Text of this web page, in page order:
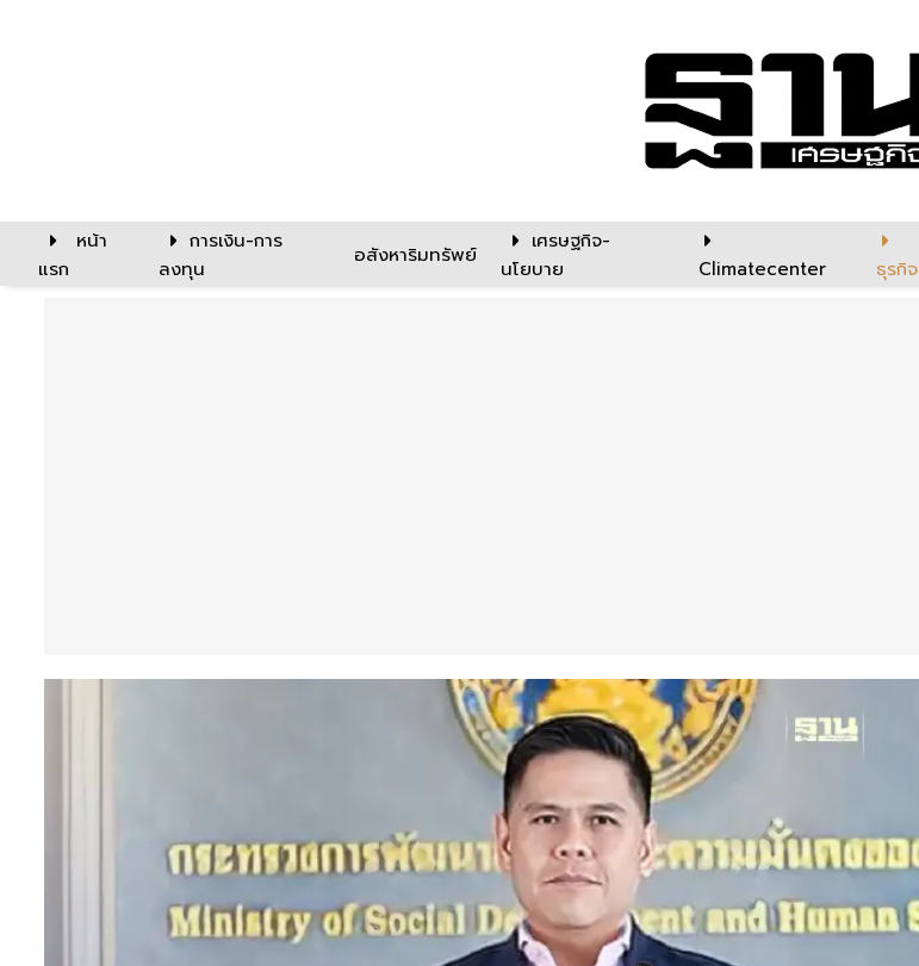
หน้า
แรก
การเงิน-การ
ลงทุน
อสังหาริมทรัพย์
เศรษฐกิจ-
นโยบาย
Climatecenter ธุรกิจ